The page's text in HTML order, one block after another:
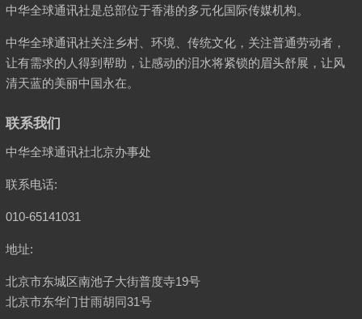
中华全球通讯社是总部位于香港的多元化国际传媒机构。
中华全球通讯社关注乡村、环境、传统文化，关注普通劳动者，
让有需求的人得到帮助，让感动的泪水将紧锁的眉头舒展，让风
清天蓝的美丽中国永在。
联系我们
中华全球通讯社北京办事处
联系电话:
010-65141031
地址:
北京市东城区南池子大街普度寺19号
北京市东华门甘雨胡同31号